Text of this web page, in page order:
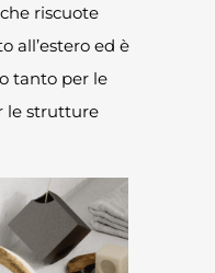
riscuote
all’estero ed è
tanto per le
le strutture